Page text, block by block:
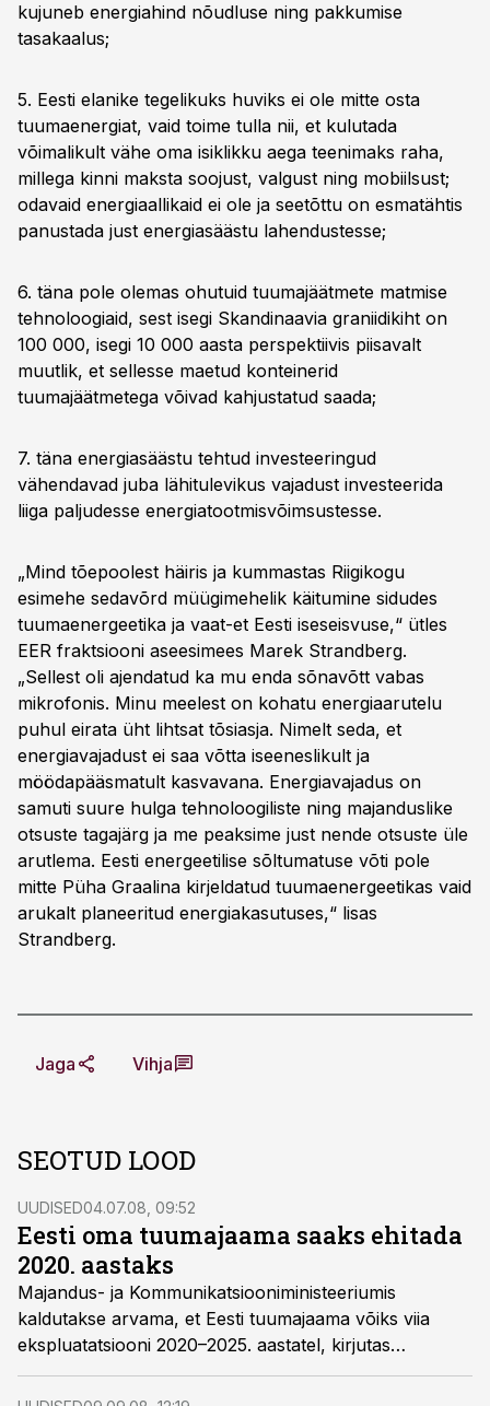
kujuneb energiahind nõudluse ning pakkumise
tasakaalus;
5. Eesti elanike tegelikuks huviks ei ole mitte osta
tuumaenergiat, vaid toime tulla nii, et kulutada
võimalikult vähe oma isiklikku aega teenimaks raha,
millega kinni maksta soojust, valgust ning mobiilsust;
odavaid energiaallikaid ei ole ja seetõttu on esmatähtis
panustada just energiasäästu lahendustesse;
6. täna pole olemas ohutuid tuumajäätmete matmise
tehnoloogiaid, sest isegi Skandinaavia graniidikiht on
100 000, isegi 10 000 aasta perspektiivis piisavalt
muutlik, et sellesse maetud konteinerid
tuumajäätmetega võivad kahjustatud saada;
7. täna energiasäästu tehtud investeeringud
vähendavad juba lähitulevikus vajadust investeerida
liiga paljudesse energiatootmisvõimsustesse.
„Mind tõepoolest häiris ja kummastas Riigikogu
esimehe sedavõrd müügimehelik käitumine sidudes
tuumaenergeetika ja vaat-et Eesti iseseisvuse,“ ütles
EER fraktsiooni aseesimees Marek Strandberg.
„Sellest oli ajendatud ka mu enda sõnavõtt vabas
mikrofonis. Minu meelest on kohatu energiaarutelu
puhul eirata üht lihtsat tõsiasja. Nimelt seda, et
energiavajadust ei saa võtta iseeneslikult ja
möödapääsmatult kasvavana. Energiavajadus on
samuti suure hulga tehnoloogiliste ning majanduslike
otsuste tagajärg ja me peaksime just nende otsuste üle
arutlema. Eesti energeetilise sõltumatuse võti pole
mitte Püha Graalina kirjeldatud tuumaenergeetikas vaid
arukalt planeeritud energiakasutuses,“ lisas
Strandberg.
Jaga Vihja
SEOTUD LOOD
UUDISED04.07.08, 09:52
Eesti oma tuumajaama saaks ehitada
2020. aastaks
Majandus- ja Kommunikatsiooniministeeriumis
kaldutakse arvama, et Eesti tuumajaama võiks viia
ekspluatatsiooni 2020–2025. aastatel, kirjutas
venekeelne nädalaleht Den za Dnjom.